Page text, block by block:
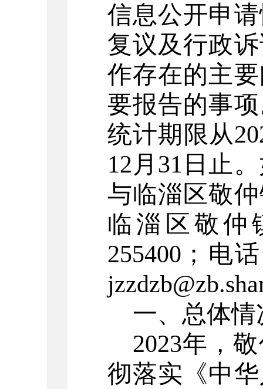
信息公开申
复议及行政
作存在的主
要报告的事
统计期限从
12 月 31 日止
与临淄区敬
临淄区敬仲
255400 ；电
jzzdzb
一、 总体情
2023年，
彻落实 《中